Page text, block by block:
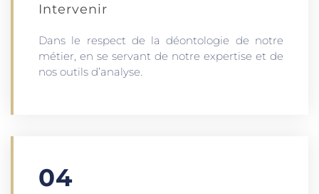
Intervenir
Dans le respect de la déontologie de notre
métier, en se servant de notre expertise et de
nos outils d’analyse.
04